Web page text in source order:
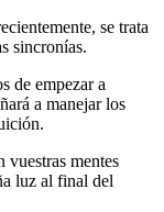
se trata
sincronías.
de empezar a
a manejar los
vuestras mentes
luz al final del